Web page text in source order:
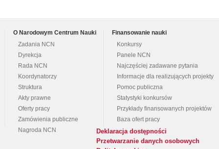
O Narodowym Centrum Nauki
Zadania NCN
Dyrekcja
Rada NCN
Koordynatorzy
Struktura
Akty prawne
Oferty pracy
Zamówienia publiczne
Nagroda NCN
Finansowanie nauki
Konkursy
Panele NCN
Najczęściej zadawane pytania
Informacje dla realizujących projekty
Pomoc publiczna
Statystyki konkursów
Przykłady finansowanych projektów
Baza ofert pracy
Deklaracja dostępności
Przetwarzanie danych osobowych